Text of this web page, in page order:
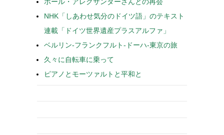
ポール・アレクサンダーさんとの再会
NHK「しあわせ気分のドイツ語」のテキスト
連載「ドイツ世界遺産プラスアルファ」
ベルリン-フランクフルト-ドーハ-東京の旅
久々に自転車に乗って
ピアノとモーツァルトと平和と